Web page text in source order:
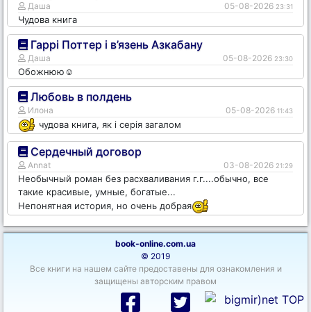
Даша 05-08-2026 23:31
Чудова книга
Гаррі Поттер і в’язень Азкабану
Даша 05-08-2026 23:30
Обожнюю☺️
Любовь в полдень
Илона 05-08-2026 11:43
чудова книга, як і серія загалом
Сердечный договор
Annat 03-08-2026 21:29
Необычный роман без расхваливания г.г....обычно, все
такие красивые, умные, богатые...
Непонятная история, но очень добрая
book-online.com.ua
© 2019
Все книги на нашем сайте предоставены для ознакомления и
защищены авторским правом